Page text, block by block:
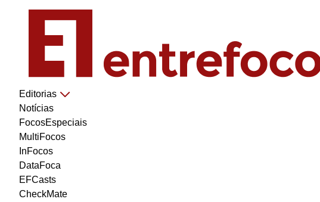
Editorias
Notícias
FocosEspeciais
MultiFocos
InFocos
DataFoca
EFCasts
CheckMate